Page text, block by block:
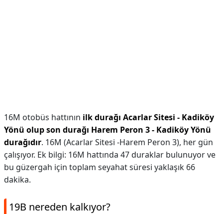
16M otobüs hattının ilk durağı Acarlar Sitesi - Kadiköy
Yönü olup son durağı Harem Peron 3 - Kadiköy Yönü
durağıdır. 16M (Acarlar Sitesi -Harem Peron 3), her gün
çalışıyor. Ek bilgi: 16M hattında 47 duraklar bulunuyor ve
bu güzergah için toplam seyahat süresi yaklaşık 66
dakika.
19B nereden kalkıyor?